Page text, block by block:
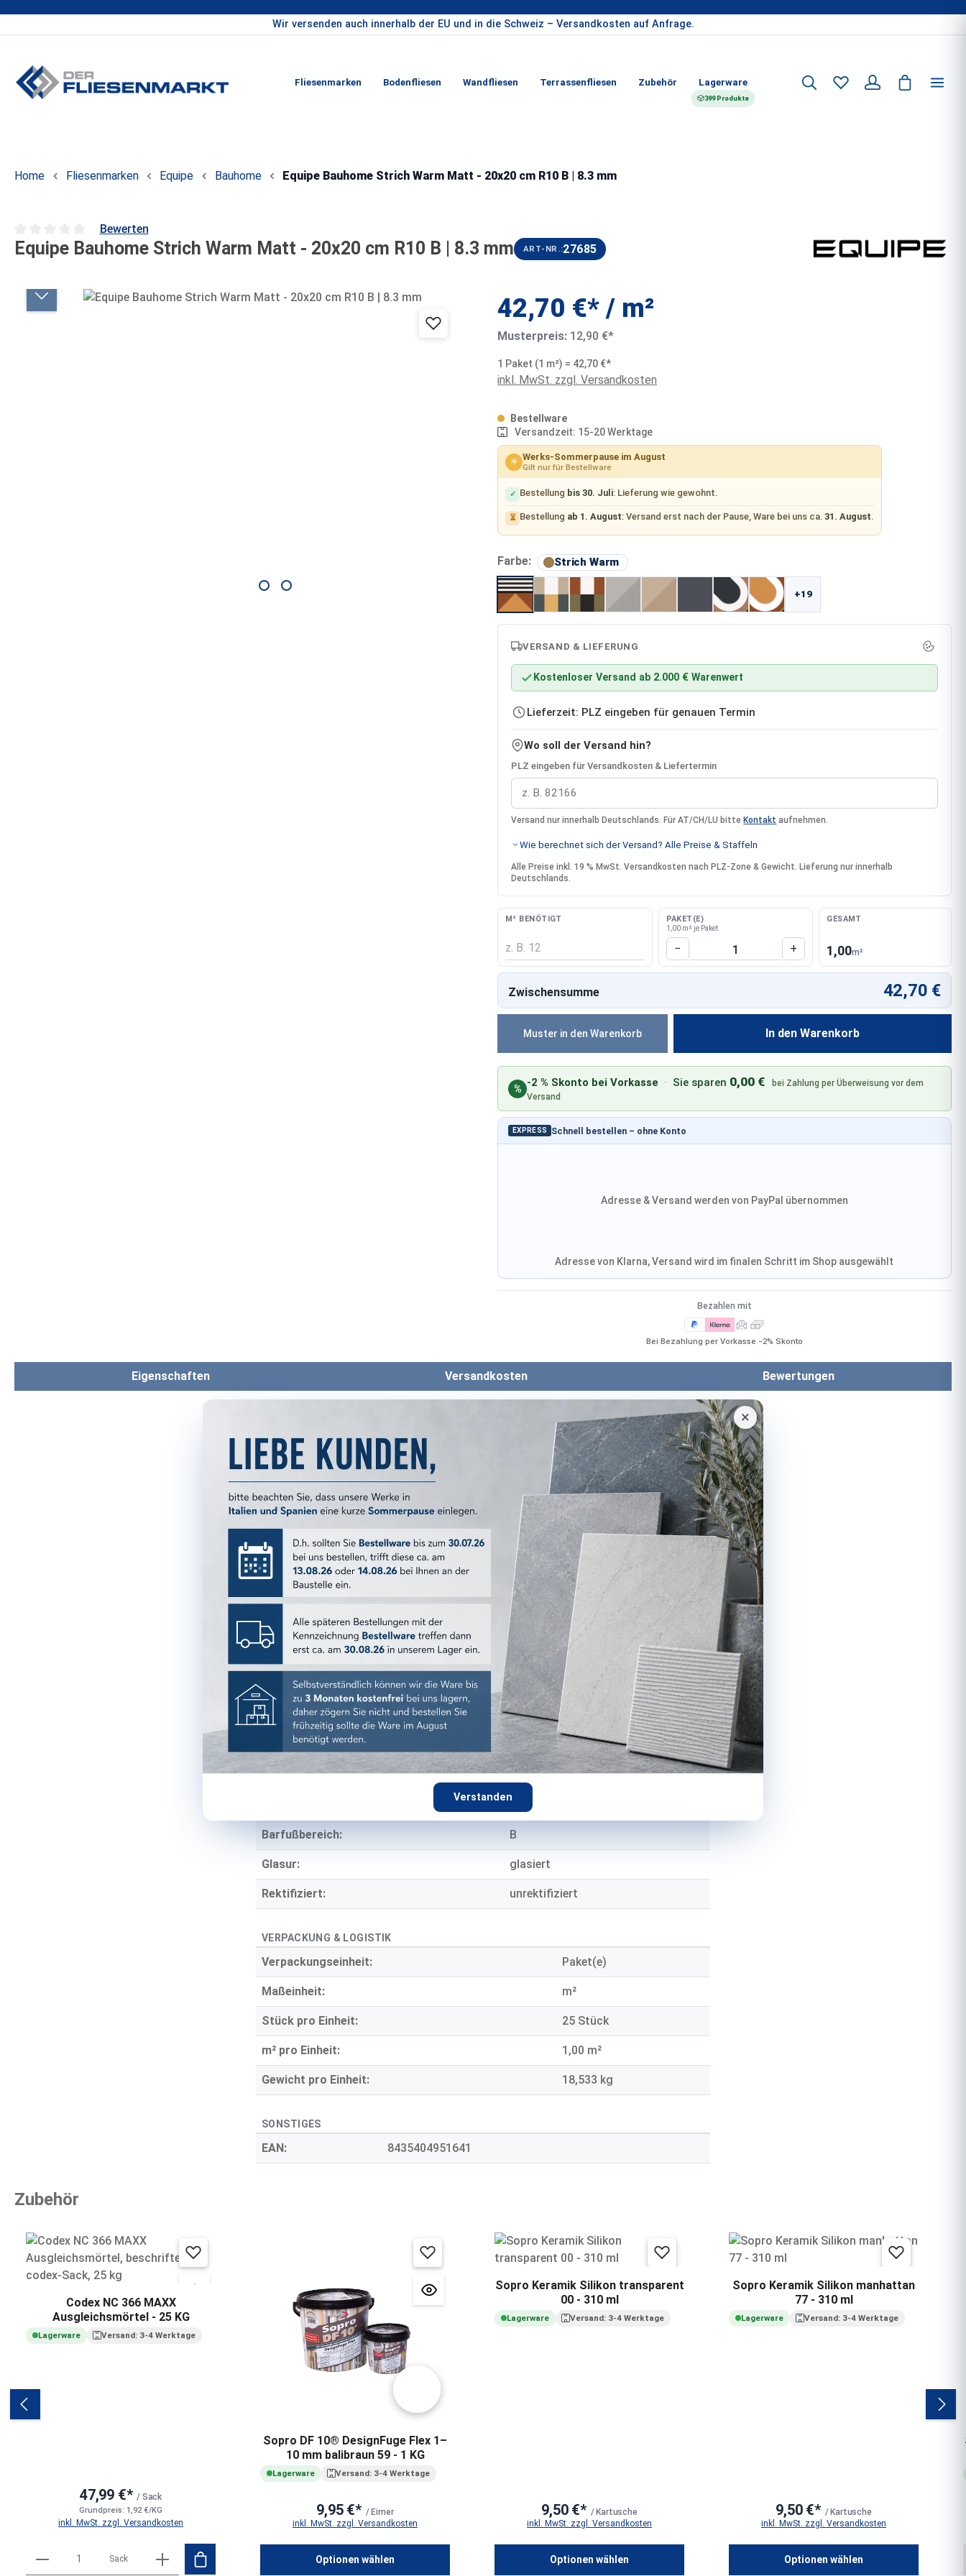
Wir versenden auch innerhalb der EU und in die Schweiz – Versandkosten auf Anfrage.
Fliesenmarken Bodenfliesen Wandfliesen Terrassenfliesen Zubehör Lagerware
399 Produkte
×
Verstanden
Home Fliesenmarken Equipe Bauhome Equipe Bauhome Strich Warm Matt - 20x20 cm R10 B | 8.3 mm
Durchschnittliche Bewertung von 0 von 5 Sternen
Bewerten
Equipe Bauhome Strich Warm Matt - 20x20 cm R10 B | 8.3 mm ART-NR.:27685
Bildergalerie überspringen 42,70 €* / m²
Musterpreis: 12,90 €*
1 Paket (1 m²) = 42,70 €*
inkl. MwSt. zzgl. Versandkosten
Bestellware
Versandzeit: 15-20 Werktage
☀ Werks-Sommerpause im August
Gilt nur für Bestellware
✓ Bestellung bis 30. Juli: Lieferung wie gewohnt.
⏳ Bestellung ab 1. August: Versand erst nach der Pause, Ware bei uns ca.31. August.
Farbe: Strich Warm auswählen
+19
VERSAND & LIEFERUNG
Kostenloser Versand ab 2.000 € Warenwert
Lieferzeit: PLZ eingeben für genauen Termin
Wo soll der Versand hin?
PLZ eingeben für Versandkosten & Liefertermin
Versand nur innerhalb Deutschlands. Für AT/CH/LU bitte Kontakt aufnehmen.
Wie berechnet sich der Versand? Alle Preise & Staffeln
Alle Preise inkl. 19 % MwSt. Versandkosten nach PLZ-Zone & Gewicht. Lieferung nur innerhalb
Deutschlands.
M² BENÖTIGT PAKET(E)
1,00 m² je Paket
Produkt Anzahl: Gib den
− +
GESAMT
1,00m²
In den Warenkorb
EXPRESS Schnell bestellen – ohne Konto
Adresse & Versand werden von PayPal übernommen
Adresse von Klarna, Versand wird im finalen Schritt im Shop ausgewählt
Zwischensumme 42,70 €
% -2 % Skonto bei Vorkasse · Sie sparen 0,00 €
bei Zahlung per Überweisung vor dem
Versand
Muster in den Warenkorb
Bezahlen mit
Bei Bezahlung per Vorkasse −2% Skonto
Eigenschaften Versandkosten Bewertungen
Serie:
Format:
Farbe: Strich Warm
Farbgruppe: braun
Oberfläche:
Optik:
Material: Feinsteinzeug
Stärke: 8,3 mm
TECHNISCHE EIGENSCHAFTEN
Einsatzbereich: Wand & Boden
Einsatzort: Innen
Frostbeständig: ja
Barfußbereich: B
Glasur: glasiert
Rektifiziert: unrektifiziert
VERPACKUNG & LOGISTIK
Verpackungseinheit: Paket(e)
Maßeinheit: m²
Stück pro Einheit: 25 Stück
m² pro Einheit: 1,00 m²
Gewicht pro Einheit: 18,533 kg
SONSTIGES
EAN: 8435404951641
Zubehör
Codex NC 366 MAXX
Ausgleichsmörtel - 25 KG
Lagerware Versand: 3-4 Werktage
47,99 €* / Sack
Grundpreis: 1,92 €/KG
inkl. MwSt. zzgl. Versandkosten
Produkt Anzahl: Gib den gewünschten Wert ein oder benutze die Schaltflächen um die Anzahl zu erhöhen oder zu
Sack
Sopro DF 10® DesignFuge Flex 1–
10 mm balibraun 59 - 1 KG
Lagerware Versand: 3-4 Werktage
9,95 €* / Eimer
inkl. MwSt. zzgl. Versandkosten
Optionen wählen
Sopro Keramik Silikon transparent
00 - 310 ml
Lagerware Versand: 3-4 Werktage
9,50 €* / Kartusche
inkl. MwSt. zzgl. Versandkosten
Optionen wählen
Sopro Keramik Silikon manhattan
77 - 310 ml
Lagerware Versand: 3-4 Werktage
9,50 €* / Kartusche
inkl. MwSt. zzgl. Versandkosten
Optionen wählen